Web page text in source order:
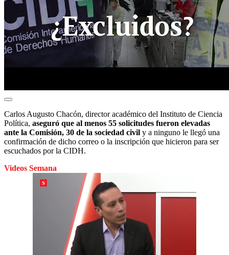
Carlos Augusto Chacón, director académico del Instituto de Ciencia
Política, aseguró que al menos 55 solicitudes fueron elevadas
ante la Comisión, 30 de la sociedad civil y a ninguno le llegó una
confirmación de dicho correo o la inscripción que hicieron para ser
escuchados por la CIDH.
Videos Semana